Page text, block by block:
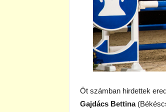
Öt számban hirdettek
Gajdács Bettina